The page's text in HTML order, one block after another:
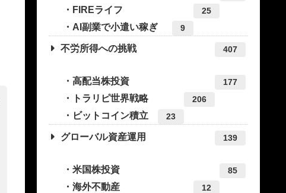
FIREライフ 25
AI副業で小遣い稼ぎ 9
不労所得への挑戦 407
高配当株投資 177
トラリピ世界戦略 206
ビットコイン積立 23
グローバル資産運用 139
米国株投資 85
海外不動産 12